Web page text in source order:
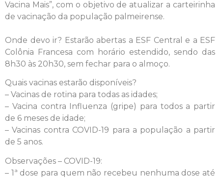
Vacina Mais”, com o objetivo de atualizar a carteirinha
de vacinação da população palmeirense.
Onde devo ir? Estarão abertas a ESF Central e a ESF
Colônia Francesa com horário estendido, sendo das
8h30 às 20h30, sem fechar para o almoço.
Quais vacinas estarão disponíveis?
– Vacinas de rotina para todas as idades;
– Vacina contra Influenza (gripe) para todos a partir
de 6 meses de idade;
–Vacinas contra COVID-19 para a população a partir
de 5 anos.
Observações – COVID-19:
– 1ª dose para quem não recebeu nenhuma dose até